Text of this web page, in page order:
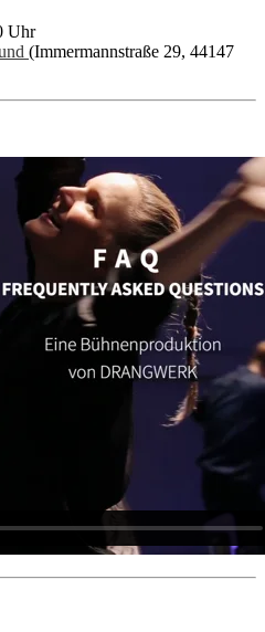
Uhr
(Immermannstraße 29, 44147